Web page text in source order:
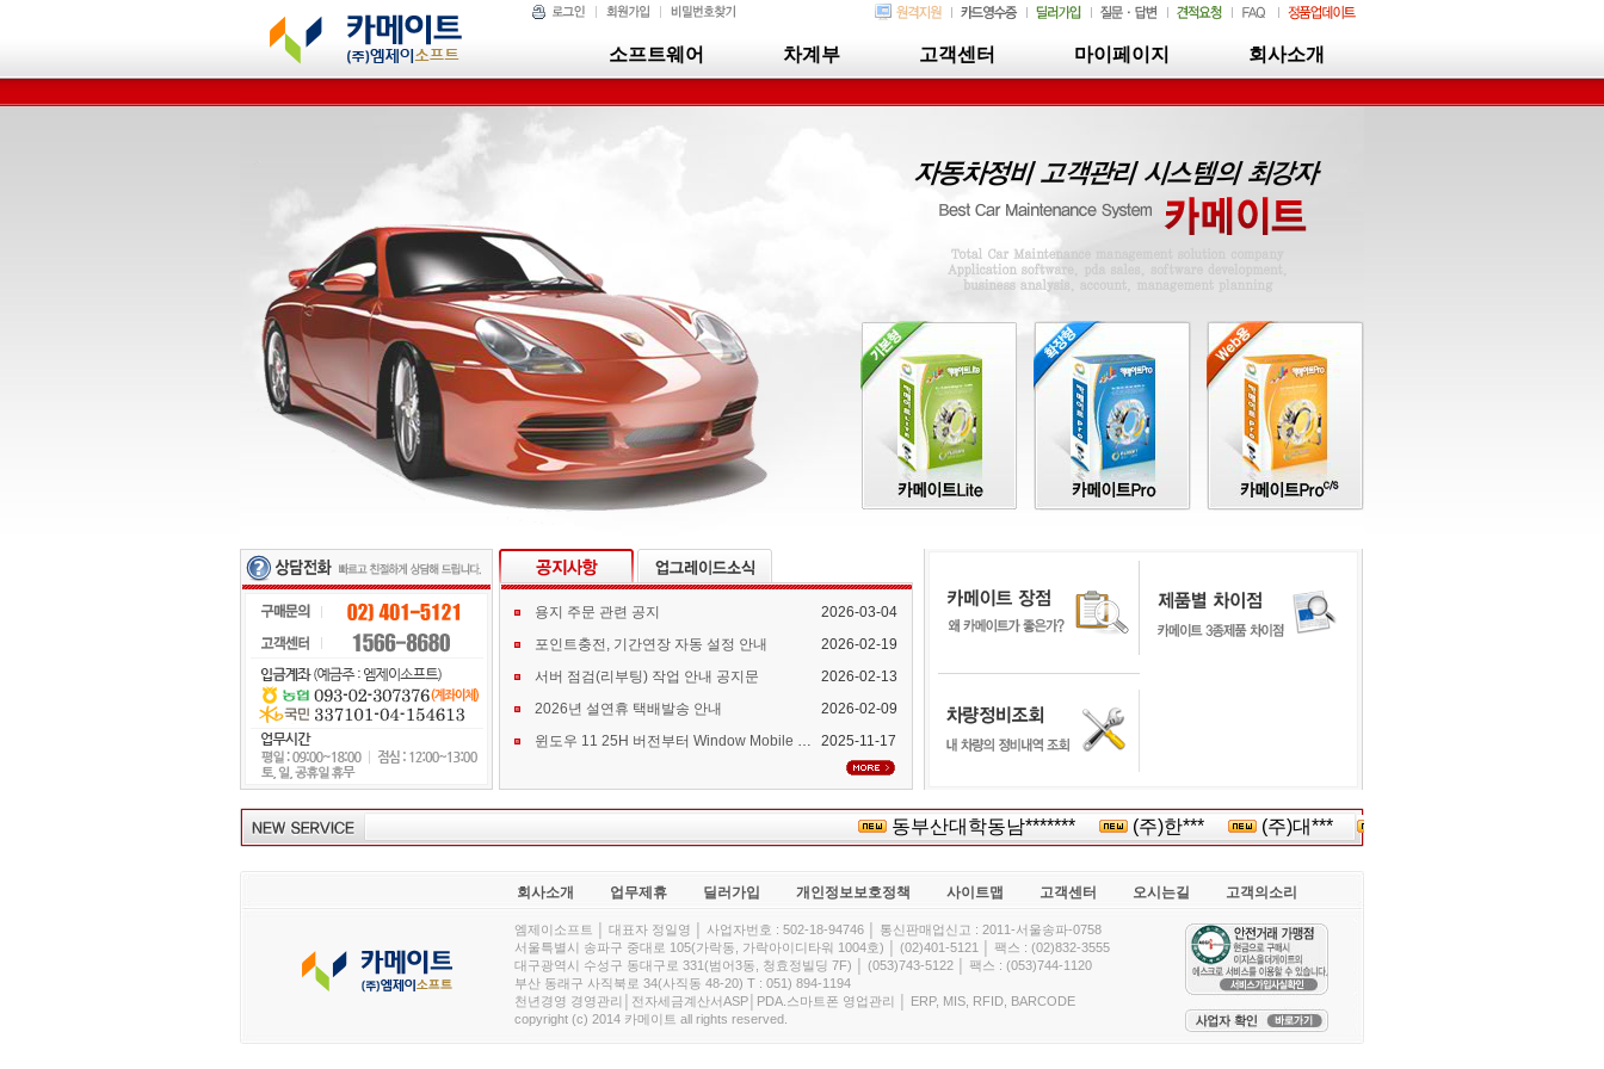
소프트웨어 차계부 고객센터 마이페이지 회사소개
용지 주문 관련 공지
2026-03-04
포인트충전, 기간연장 자동 설정 안내
2026-02-19
서버 점검(리부팅) 작업 안내 공지문
2026-02-13
2026년 설연휴 택배발송 안내
2026-02-09
윈도우 11 25H 버전부터 Window Mobile Device Center 지원 중단 안내
2025-11-17
동부산대학동남******* (주)한*** (주)대*** 효성요***
회사소개 업무제휴 딜러가입 개인정보보호정책 사이트맵 고객센터 오시는길 고객의소리
엠제이소프트 │ 대표자 정일영 │ 사업자번호 : 502-18-94746 │ 통신판매업신고 : 2011-서울송파-0758
서울특별시 송파구 중대로 105(가락동, 가락아이디타워 1004호) │ (02)401-5121 │ 팩스 : (02)832-3555
대구광역시 수성구 동대구로 331(범어3동, 청효정빌딩 7F) │ (053)743-5122 │ 팩스 : (053)744-1120
부산 동래구 사직북로 34(사직동 48-20) T : 051) 894-1194
천년경영 경영관리│전자세금계산서ASP│PDA.스마트폰 영업관리 │ ERP, MIS, RFID, BARCODE
copyright (c) 2014 카메이트 all rights reserved.